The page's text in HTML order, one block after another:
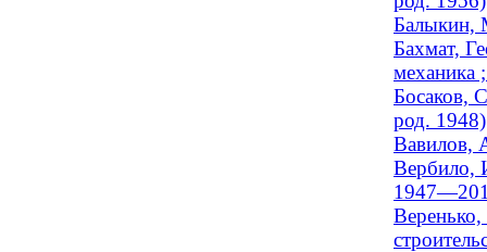
Балыкин,
Бахмат,
механика
Босаков,
род. 1948)
Вавилов,
Вербило,